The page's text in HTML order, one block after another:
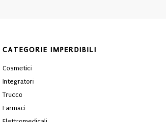
CATEGORIE IMPERDIBILI
Cosmetici
Integratori
Trucco
Farmaci